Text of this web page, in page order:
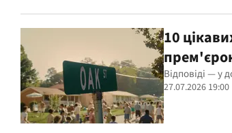
10
Відповіді — у
27.07.2026 19:00